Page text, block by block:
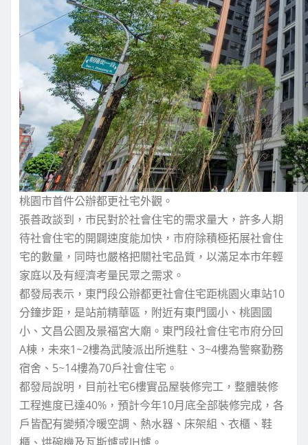
桃園市首件公辦都更社宅外觀。
張善政談到，市民對於社會住宅的需求量大，許多人期
待社會住宅的開闢速度能加快，市府除積極拓展社會住
宅的數量，同時也嚴格把關社宅品質，以滿足本市年輕
家庭以及有經濟考量民眾之需求。
都發局表示，東門段公辦都更社會住宅距桃園火車站10
分鐘步距，是站前精華區，附近有東門國小、桃園國
小、文昌公園及景福宮大廟。東門段社會住宅市府分回
A棟，未來1~2樓為武陵派出所進駐、3~4樓為警察勤務
宿舍、5~14樓為70戶社會住宅。
都發局說明，目前社宅6樓實品屋裝修完工，整體裝修
工程進度已達40%，預計今年10月底全部裝修完成，各
戶皆配有變頻冷暖空調、熱水器、床架組、衣櫃、鞋